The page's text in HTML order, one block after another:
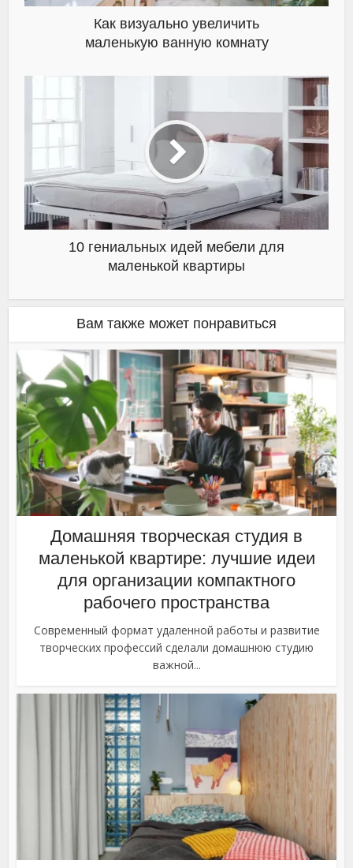
Как визуально увеличить
маленькую ванную комнату
10 гениальных идей мебели для
маленькой квартиры
Вам также может понравиться
Домашняя творческая студия в
маленькой квартире: лучшие идеи
для организации компактного
рабочего пространства
Современный формат удаленной работы и развитие
творческих профессий сделали домашнюю студию
важной...